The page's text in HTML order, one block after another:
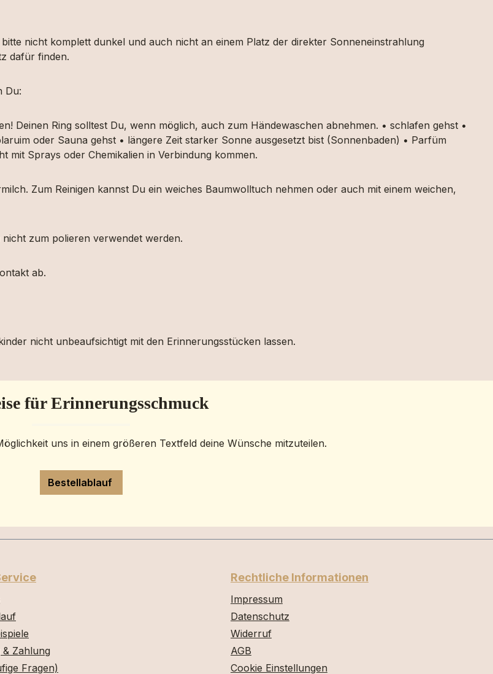
nicht komplett dunkel und auch nicht an einem Platz der direkter Sonneneinstrahlung
dafür finden.
Du:
Deinen Ring solltest Du, wenn möglich, auch zum Händewaschen abnehmen. • schlafen gehst •
oder Sauna gehst • längere Zeit starker Sonne ausgesetzt bist (Sonnenbaden) • Parfüm
mit Sprays oder Chemikalien in Verbindung kommen.
Zum Reinigen kannst Du ein weiches Baumwolltuch nehmen oder auch mit einem weichen,
zum polieren verwendet werden.
ab.
nicht unbeaufsichtigt mit den Erinnerungsstücken lassen.
für Erinnerungsschmuck
uns in einem größeren Textfeld deine Wünsche mitzuteilen.
Bestellablauf
Zahlung
Fragen)
Rechtliche Informationen
Impressum
Datenschutz
Widerruf
AGB
Cookie Einstellungen